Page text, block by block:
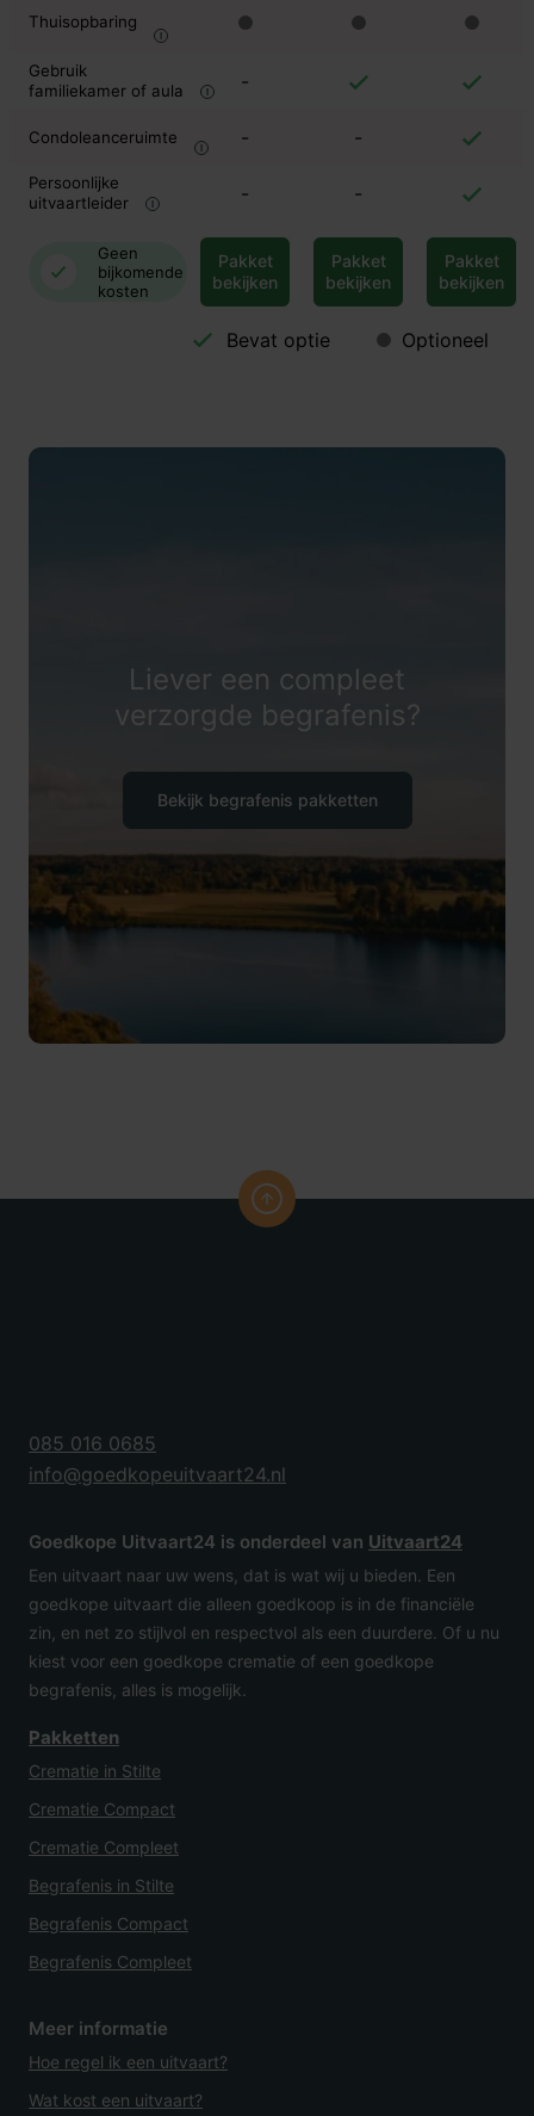
Thuisopbaring
Gebruik
familiekamer of aula
-
Condoleanceruimte - -
Persoonlijke
uitvaartleider
- -
Geen
bijkomende
kosten
Pakket
bekijken
Pakket
bekijken
Pakket
bekijken
Bevat optie Optioneel
Liever een compleet
verzorgde begrafenis?
Bekijk begrafenis pakketten
085 016 0685
info@goedkopeuitvaart24.nl
Goedkope Uitvaart24 is onderdeel van Uitvaart24
Een uitvaart naar uw wens, dat is wat wij u bieden. Een
goedkope uitvaart die alleen goedkoop is in de financiële
zin, en net zo stijlvol en respectvol als een duurdere. Of u nu
kiest voor een goedkope crematie of een goedkope
begrafenis, alles is mogelijk.
Pakketten
Crematie in Stilte
Crematie Compact
Crematie Compleet
Begrafenis in Stilte
Begrafenis Compact
Begrafenis Compleet
Meer informatie
Hoe regel ik een uitvaart?
Wat kost een uitvaart?